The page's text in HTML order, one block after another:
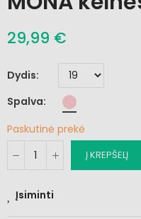
29,99 €
Dydis
Spalva
Paskutinė prekė
Į KREPŠELĮ
Įsiminti